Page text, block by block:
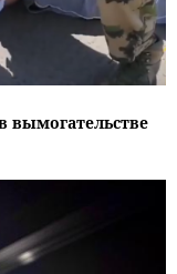
вымогательстве